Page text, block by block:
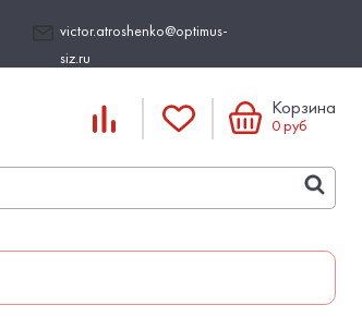
victor.atroshenko@optimus-
siz.ru
Корзина
0руб